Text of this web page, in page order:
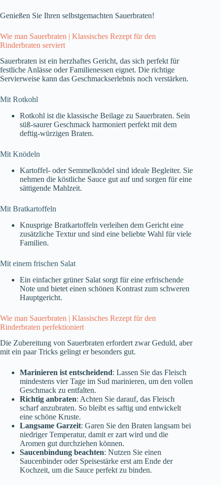
Genießen Sie Ihren selbstgemachten Sauerbraten!
Wie man Sauerbraten | Klassisches Rezept für den
Rinderbraten serviert
Sauerbraten ist ein herzhaftes Gericht, das sich perfekt für
festliche Anlässe oder Familienessen eignet. Die richtige
Servierweise kann das Geschmackserlebnis noch verstärken.
Mit Rotkohl
Rotkohl ist die klassische Beilage zu Sauerbraten. Sein
süß-saurer Geschmack harmoniert perfekt mit dem
deftig-würzigen Braten.
Mit Knödeln
Kartoffel- oder Semmelknödel sind ideale Begleiter. Sie
nehmen die köstliche Sauce gut auf und sorgen für eine
sättigende Mahlzeit.
Mit Bratkartoffeln
Knusprige Bratkartoffeln verleihen dem Gericht eine
zusätzliche Textur und sind eine beliebte Wahl für viele
Familien.
Mit einem frischen Salat
Ein einfacher grüner Salat sorgt für eine erfrischende
Note und bietet einen schönen Kontrast zum schweren
Hauptgericht.
Wie man Sauerbraten | Klassisches Rezept für den
Rinderbraten perfektioniert
Die Zubereitung von Sauerbraten erfordert zwar Geduld, aber
mit ein paar Tricks gelingt er besonders gut.
Marinieren ist entscheidend: Lassen Sie das Fleisch
mindestens vier Tage im Sud marinieren, um den vollen
Geschmack zu entfalten.
Richtig anbraten: Achten Sie darauf, das Fleisch
scharf anzubraten. So bleibt es saftig und entwickelt
eine schöne Kruste.
Langsame Garzeit: Garen Sie den Braten langsam bei
niedriger Temperatur, damit er zart wird und die
Aromen gut durchziehen können.
Saucenbindung beachten: Nutzen Sie einen
Saucenbinder oder Speisestärke erst am Ende der
Kochzeit, um die Sauce perfekt zu binden.